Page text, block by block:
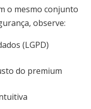
o mesmo conjunto
observe:
(LGPD)
do premium